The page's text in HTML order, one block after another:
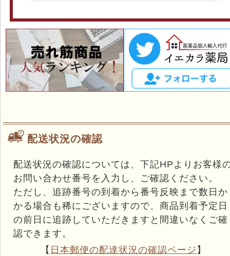
配送状況の確認
配送状況の確認については、下記HPよりお客様
お問い合わせ番号を入力し、ご確認ください。
ただし、追跡番号の到着から番号反映まで数日か
かる場合も稀にございますので、商品到着予定日
の前日に追跡していただきますと間違いなくご確
認できます。
【 日本郵便の配達状況の確認ページ 】